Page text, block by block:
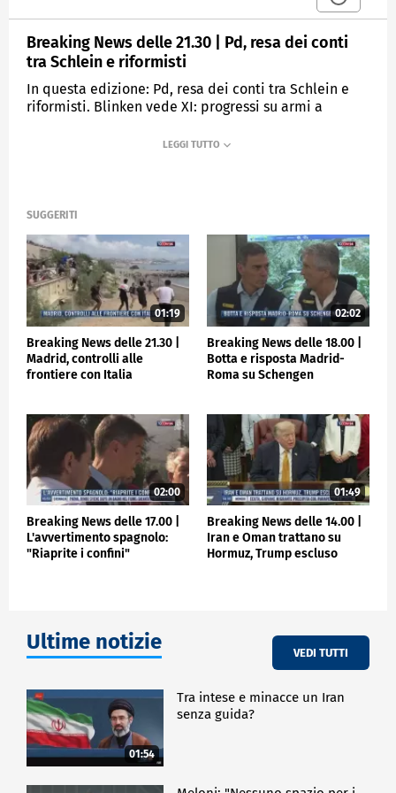
Breaking News delle 21.30 | Pd, resa dei conti
tra Schlein e riformisti
In questa edizione: Pd, resa dei conti tra Schlein e
riformisti. Blinken vede XI: progressi su armi a
Casa, crollano i mutui, compravendite -10%. Titanic,
SUGGERITI
01:19
Breaking News delle 21.30 |
Madrid, controlli alle
frontiere con Italia
02:02
Breaking News delle 18.00 |
Botta e risposta Madrid-
Roma su Schengen
02:00
Breaking News delle 17.00 |
L'avvertimento spagnolo:
"Riaprite i confini"
01:49
Breaking News delle 14.00 |
Iran e Oman trattano su
Hormuz, Trump escluso
Ultime notizie VEDI TUTTI
01:54
Tra intese e minacce un Iran
senza guida?